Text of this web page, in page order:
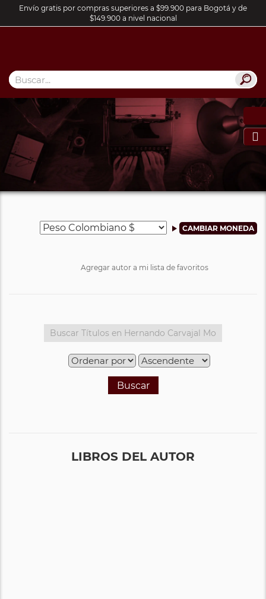
Envío gratis por compras superiores a $99.900 para Bogotá y de
$149.900 a nivel nacional

Agregar autor a mi lista de favoritos
Buscar
LIBROS DEL AUTOR